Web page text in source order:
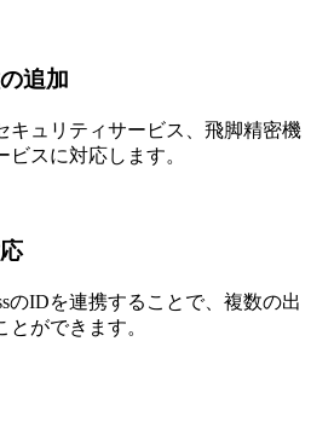
追加
キュリティサービス、飛脚精密機
スに対応します。
のIDを連携することで、複数の出
ができます。